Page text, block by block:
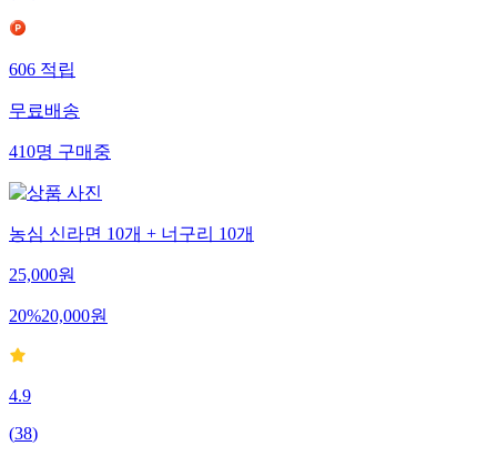
(15)
606적립
무료배송
410명구매중
농심 신라면 10개 + 너구리 10개
25,000원
20%20,000원
4.9
(38)